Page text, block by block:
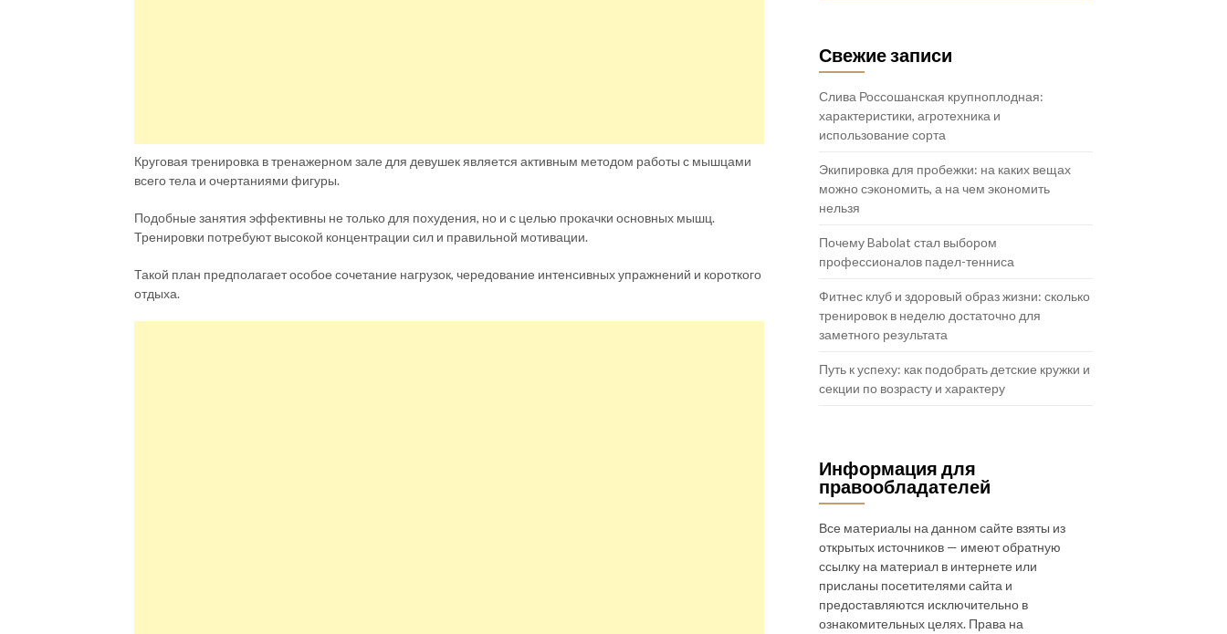
Круговая тренировка в тренажерном зале для девушек является активным методом работы с мышцами
всего тела и очертаниями фигуры.
Подобные занятия эффективны не только для похудения, но и с целью прокачки основных мышц.
Тренировки потребуют высокой концентрации сил и правильной мотивации.
Такой план предполагает особое сочетание нагрузок, чередование интенсивных упражнений и короткого
отдыха.
Свежие записи
Слива Россошанская крупноплодная:
характеристики, агротехника и
использование сорта
Экипировка для пробежки: на каких вещах
можно сэкономить, а на чем экономить
нельзя
Почему Babolat стал выбором
профессионалов падел-тенниса
Фитнес клуб и здоровый образ жизни: сколько
тренировок в неделю достаточно для
заметного результата
Путь к успеху: как подобрать детские кружки и
секции по возрасту и характеру
Информация для
правообладателей
Все материалы на данном сайте взяты из
открытых источников — имеют обратную
ссылку на материал в интернете или
присланы посетителями сайта и
предоставляются исключительно в
ознакомительных целях. Права на